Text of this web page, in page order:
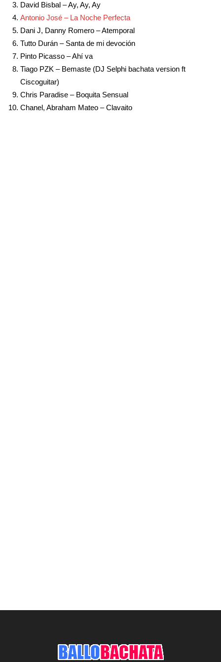
David Bisbal – Ay, Ay, Ay
Antonio José – La Noche Perfecta
Dani J, Danny Romero – Atemporal
Tutto Durán – Santa de mi devoción
Pinto Picasso – Ahí va
Tiago PZK – Bemaste (DJ Selphi bachata version ft
Ciscoguitar)
Chris Paradise – Boquita Sensual
Chanel, Abraham Mateo – Clavaito